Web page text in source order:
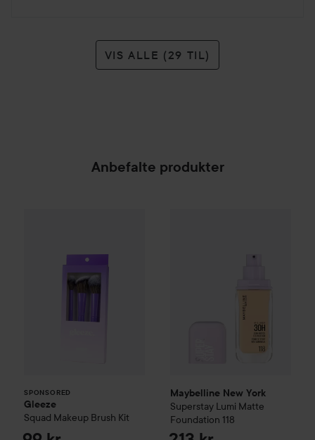
VIS ALLE (29 TIL)
Anbefalte produkter
SPONSORED
Gleeze
Squad Makeup Brush Kit
Maybelline New York
Superstay Lumi Matte
Foundation 118